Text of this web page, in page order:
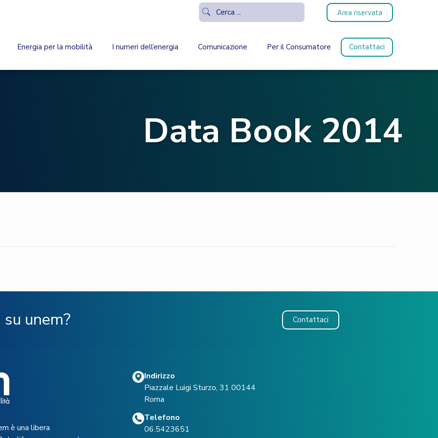
Area riservata
Energia per la mobilità I numeri dell’energia Comunicazione Per il Consumatore Contattaci
Data Book 2014
unem? Contattaci
è una libera
Indirizzo
Piazzale Luigi Sturzo, 31 00144
Roma
Telefono
06.5423651